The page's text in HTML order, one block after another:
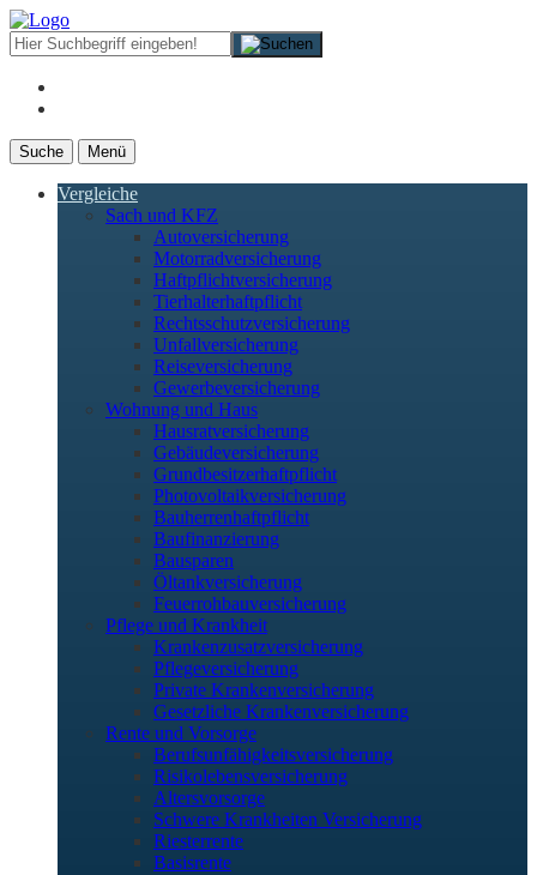
Suche Menü
Vergleiche
Sach und KFZ
Autoversicherung
Motorradversicherung
Haftpflichtversicherung
Tierhalterhaftpflicht
Rechtsschutzversicherung
Unfallversicherung
Reiseversicherung
Gewerbeversicherung
Wohnung und Haus
Hausratversicherung
Gebäudeversicherung
Grundbesitzerhaftpflicht
Photovoltaikversicherung
Bauherrenhaftpflicht
Baufinanzierung
Bausparen
Öltankversicherung
Feuerrohbauversicherung
Pflege und Krankheit
Krankenzusatzversicherung
Pflegeversicherung
Private Krankenversicherung
Gesetzliche Krankenversicherung
Rente und Vorsorge
Berufs­unfähigkeitsversicherung
Risikolebensversicherung
Altersvorsorge
Schwere Krankheiten Versicherung
Riesterrente
Basisrente